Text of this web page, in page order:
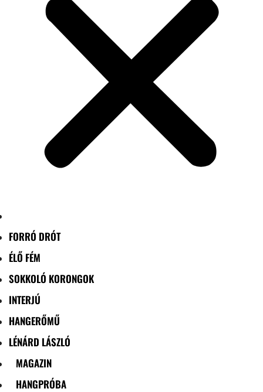
FORRÓ DRÓT
ÉLŐ FÉM
SOKKOLÓ KORONGOK
INTERJÚ
HANGERŐMŰ
LÉNÁRD LÁSZLÓ
MAGAZIN
HANGPRÓBA